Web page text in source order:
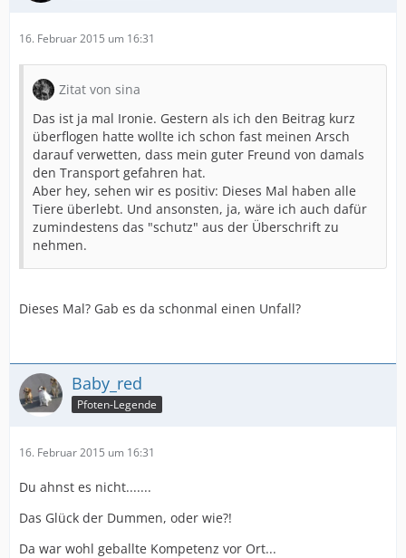
16. Februar 2015 um 16:31
Zitat von sina
Das ist ja mal Ironie. Gestern als ich den Beitrag kurz
überflogen hatte wollte ich schon fast meinen Arsch
darauf verwetten, dass mein guter Freund von damals
den Transport gefahren hat.
Aber hey, sehen wir es positiv: Dieses Mal haben alle
Tiere überlebt. Und ansonsten, ja, wäre ich auch dafür
zumindestens das "schutz" aus der Überschrift zu
nehmen.
Dieses Mal? Gab es da schonmal einen Unfall?
Baby_red
Pfoten-Legende
16. Februar 2015 um 16:31
Du ahnst es nicht.......
Das Glück der Dummen, oder wie?!
Da war wohl geballte Kompetenz vor Ort...